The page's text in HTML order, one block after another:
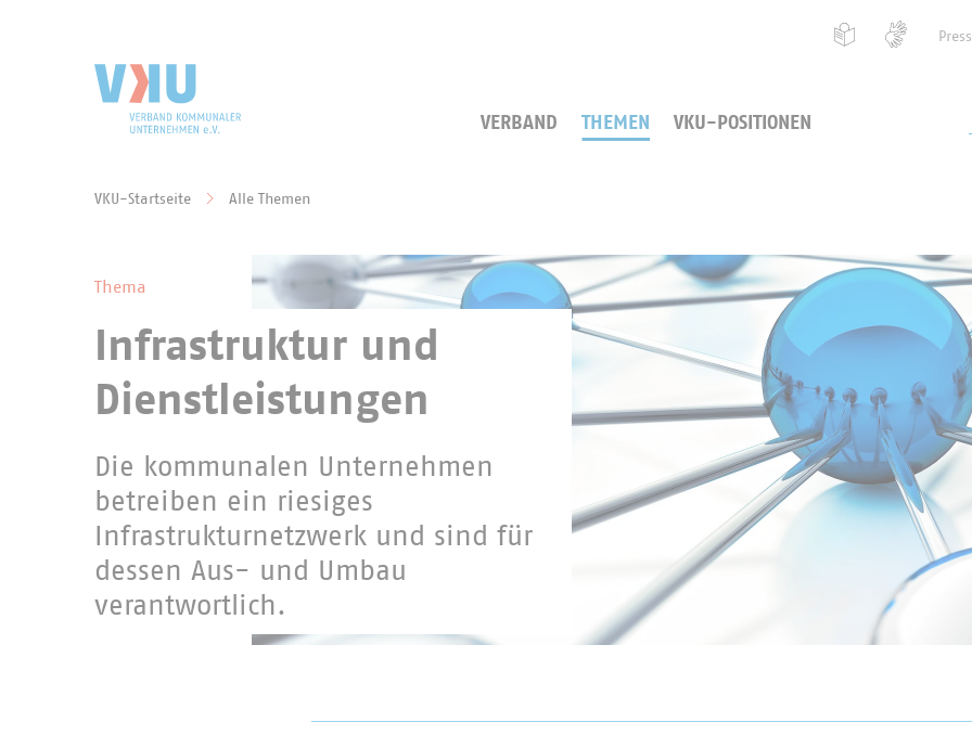
VERBAND THEMEN VKU-POSITIONEN
VKU-Startseite Alle Themen
Thema
Infrastruktur und
Dienstleistungen
Die kommunalen Unternehmen
betreiben ein riesiges
Infrastrukturnetzwerk und sind für
dessen Aus- und Umbau
verantwortlich.